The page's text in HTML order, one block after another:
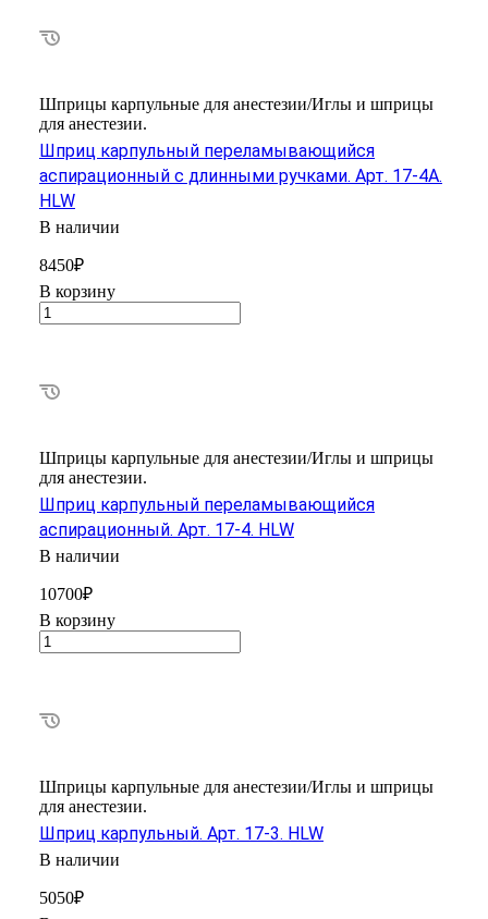
Шприцы карпульные для анестезии/Иглы и шприцы
для анестезии.
Шприц карпульный переламывающийся
аспирационный с длинными ручками. Арт. 17-4А.
HLW
В наличии
8450₽
В корзину
Шприцы карпульные для анестезии/Иглы и шприцы
для анестезии.
Шприц карпульный переламывающийся
аспирационный. Арт. 17-4. HLW
В наличии
10700₽
В корзину
Шприцы карпульные для анестезии/Иглы и шприцы
для анестезии.
Шприц карпульный. Арт. 17-3. HLW
В наличии
5050₽